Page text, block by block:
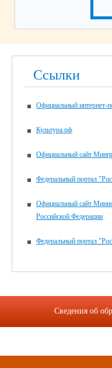
Ссылки
Официальный интернет-
Культура.рф
Официальный сайт
Федеральный портал
Официальный сайт
Российской Федерации
Федеральный портал
Сведения об